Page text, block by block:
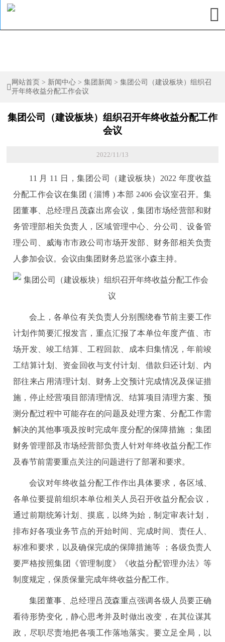


网站首页 > 新闻中心 > 集团新闻 > 集团公司（建设板块）组织召
开年终收益分配工作会议
集团公司（建设板块）组织召开年终收益分配工作
会议
2022/11/13
11 月 11 日，集团公司（建设板块）2022 年度收益
分配工作会议在集团 ( 淄博 ) 本部 2406 会议室召开。集
团董事、总经理吕茂森出席会议，集团市场经营部和财
务管理部相关负责人，区域管理中心、分公司、设备管
理公司、威海市市政公司市场开发部、财务部相关负责
人参加会议。会议由集团财务总监张小森主持。
会上，各单位有关负责人分别围绕春节前主要工作
计划作简要汇报发言，重点汇报了本单位年度产值、市
场开发、竣工结算、工程回款、成本归集情况，年前竣
工结算计划、资金回收与支付计划、借款归还计划、内
部往来占用清理计划、财务上交预计完成情况及保证措
施，停止经营项目部清理情况、结算项目清理方案、预
测分配过程中可能存在的问题及处理方案、分配工作需
解决的其他事项及按时完成年度分配的保障措施 ；集团
财务管理部及市场经营部负责人针对年终收益分配工作
及春节前需要重点关注的问题进行了部署和要求。
会议对年终收益分配工作作出具体要求，各区域、
各单位要提前组织本单位相关人员召开收益分配会议，
通过前期统筹计划、摸底，以终为始，制定审表计划，
排布好各项业务节点的开始时间、完成时间、责任人、
标准和要求，以及确保完成的保障措施等 ；各级负责人
要严格按照集团《管理制度》《收益分配管理办法》等
制度规定，保质保量完成年终收益分配工作。
集团董事、总经理吕茂森重点强调各级人员要正确
看待形势变化，静心思考并及时做出改变，在其位谋其
政，尽职尽责地把各项工作落地落实。要立足全局，以